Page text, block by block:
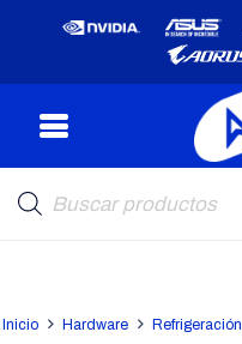
de
productos
Inicio Hardware Refrigeración